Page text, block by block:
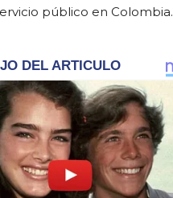
público en Colombia.